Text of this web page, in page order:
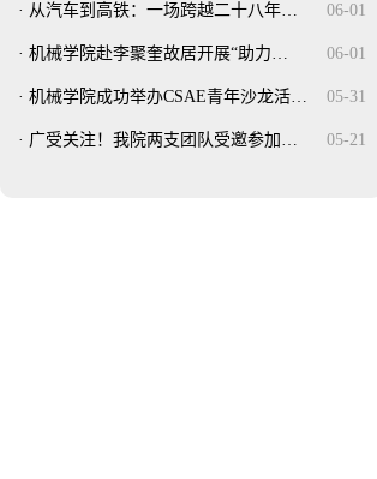
06-01
· 从汽车到高铁：一场跨越二十八年…
06-01
· 机械学院赴李聚奎故居开展“助力…
05-31
· 机械学院成功举办CSAE青年沙龙活…
05-21
· 广受关注！我院两支团队受邀参加…